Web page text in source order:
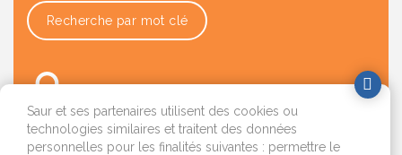
Recherche par mot clé
Saur et ses partenaires utilisent des cookies ou
technologies similaires et traitent des données
personnelles pour les finalités suivantes : permettre le